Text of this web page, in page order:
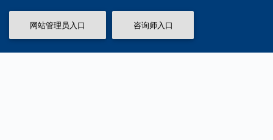
网站管理员入口 咨询师入口